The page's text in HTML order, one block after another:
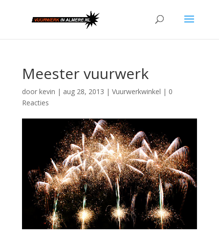
Meester vuurwerk
door kevin | aug 28, 2013 | Vuurwerkwinkel | 0
Reacties